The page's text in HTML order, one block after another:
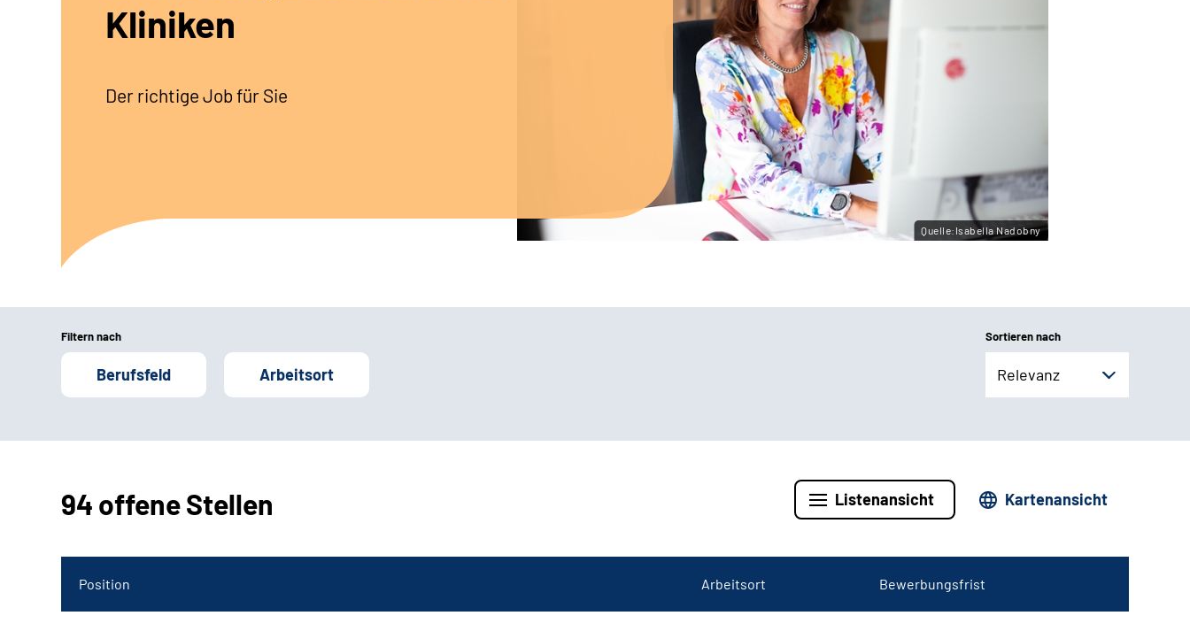
Kliniken
Der richtige Job für Sie
Quelle:Isabella Nadobny
Filtern nach
Berufsfeld Arbeitsort
Sortieren nach
Relevanz
94 offene Stellen Listenansicht Kartenansicht
Position Arbeitsort Bewerbungsfrist